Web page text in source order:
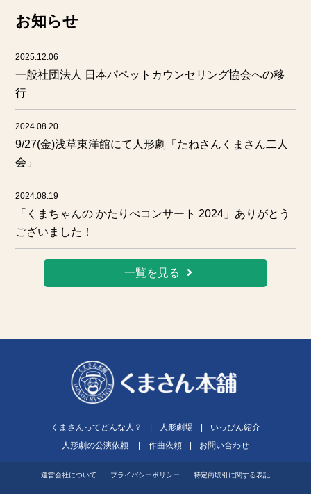
お知らせ
2025.12.06
一般社団法人 日本パペットカウンセリング協会への移
行
2024.08.20
9/27(金)浅草東洋館にて人形劇「たねさんくまさん二人
会」
2024.08.19
「くまちゃんの かたりべコンサート 2024」ありがとう
ございました！
一覧を見る
くまさんってどんな人？ | 人形劇場 |
いっぴん紹介
人形劇の公演依頼
| 作曲依頼 | お問い合わせ
運営会社について プライバシーポリシー 特定商取引に関する表記